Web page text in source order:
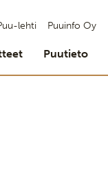
lehti Puuinfo Oy
Puutieto